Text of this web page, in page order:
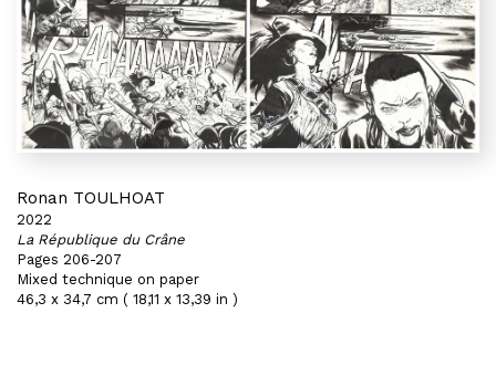
Ronan TOULHOAT
2022
La République du Crâne
Pages 206-207
Mixed technique on paper
46,3 x 34,7 cm ( 18,11 x 13,39 in )